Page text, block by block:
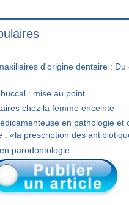
d'origine dentaire : Du
: mise au point
chez la femme enceinte
en pathologie et
: «la prescription des
parodontologie